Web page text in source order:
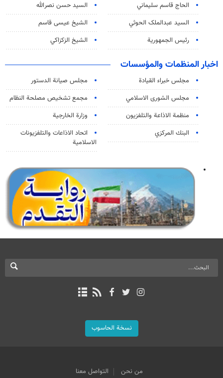
الحاج قاسم سليماني
السيد حسن نصرالله
السید عبدالملک الحوثي
الشيخ عيسى قاسم
رئيس الجمهورية
الشيخ الزكزاكي
اخبار المنظمات والمؤسسات
مجلس خبراء القيادة
مجلس صيانة الدستور
مجلس الشورى الاسلامي
مجمع تشخيص مصلحة النظام
منظمة الاذاعة والتلفزیون
وزارة الخارجية
البنك المركزي
اتحاد الاذاعات والتلفزيونات
الاسلامية
نسخة الحاسوب
من نحن التواصل معنا